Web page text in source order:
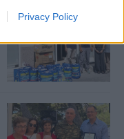
Privacy Policy